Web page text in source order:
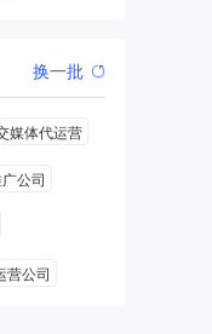
换一批
媒体代运营
公司
营公司